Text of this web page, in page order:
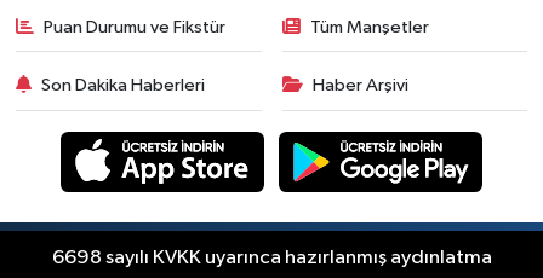
Puan Durumu ve Fikstür Tüm Manşetler
Son Dakika Haberleri Haber Arşivi
RSS
Copyright © Akhisar Press Haber 2012-2026 Her
6698 sayılı KVKK uyarınca hazırlanmış aydınlatma